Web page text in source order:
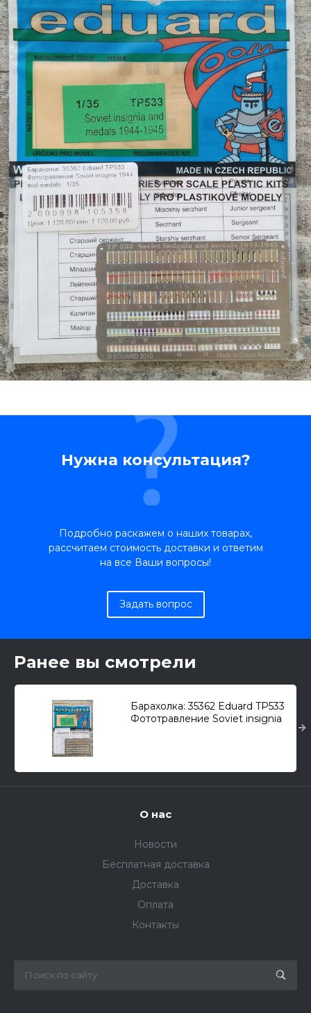
Нужна консультация?
Подробно раскажем о наших товарах,
рассчитаем стоимость доставки и ответим
на все Ваши вопросы!
Задать вопрос
Ранее вы смотрели
Барахолка: 35362 Eduard TP533
Фототравление Soviet insignia
О нас
Новости
Бесплатная доставка
Доставка
Оплата
Контакты